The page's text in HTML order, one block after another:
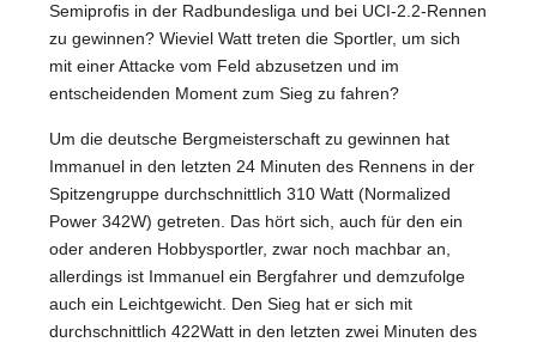
Semiprofis in der Radbundesliga und bei UCI-2.2-Rennen
zu gewinnen? Wieviel Watt treten die Sportler, um sich
mit einer Attacke vom Feld abzusetzen und im
entscheidenden Moment zum Sieg zu fahren?
Um die deutsche Bergmeisterschaft zu gewinnen hat
Immanuel in den letzten 24 Minuten des Rennens in der
Spitzengruppe durchschnittlich 310 Watt (Normalized
Power 342W) getreten. Das hört sich, auch für den ein
oder anderen Hobbysportler, zwar noch machbar an,
allerdings ist Immanuel ein Bergfahrer und demzufolge
auch ein Leichtgewicht. Den Sieg hat er sich mit
durchschnittlich 422Watt in den letzten zwei Minuten des